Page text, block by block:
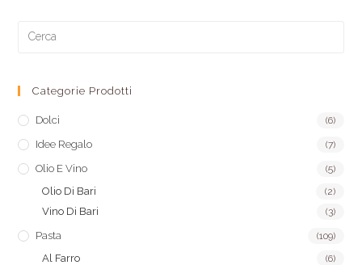
Categorie Prodotti
Dolci (6)
Idee Regalo (7)
Olio E Vino (5)
Olio Di Bari (2)
Vino Di Bari (3)
Pasta (109)
Al Farro (6)